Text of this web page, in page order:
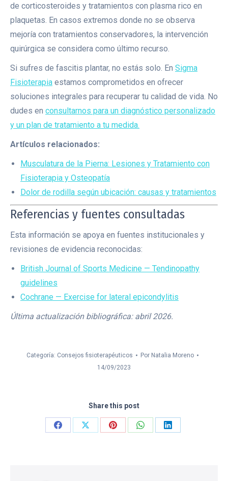
de corticosteroides y tratamientos con plasma rico en
plaquetas. En casos extremos donde no se observa
mejoría con tratamientos conservadores, la intervención
quirúrgica se considera como último recurso.
Si sufres de fascitis plantar, no estás solo. En Sigma
Fisioterapia estamos comprometidos en ofrecer
soluciones integrales para recuperar tu calidad de vida. No
dudes en consultarnos para un diagnóstico personalizado
y un plan de tratamiento a tu medida.
Artículos relacionados:
Musculatura de la Pierna: Lesiones y Tratamiento con
Fisioterapia y Osteopatía
Dolor de rodilla según ubicación: causas y tratamientos
Referencias y fuentes consultadas
Esta información se apoya en fuentes institucionales y
revisiones de evidencia reconocidas:
British Journal of Sports Medicine — Tendinopathy
guidelines
Cochrane — Exercise for lateral epicondylitis
Última actualización bibliográfica: abril 2026.
Categoría: Consejos fisioterapéuticos Por Natalia Moreno
14/09/2023
Share this post
Share
Share
Share
Share
Share